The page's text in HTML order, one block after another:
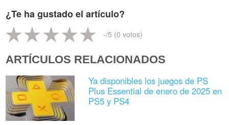
¿Te ha gustado el artículo?
-/5 (0 votos)
ARTÍCULOS RELACIONADOS
Ya disponibles los juegos de PS
Plus Essential de enero de 2025 en
PS5 y PS4